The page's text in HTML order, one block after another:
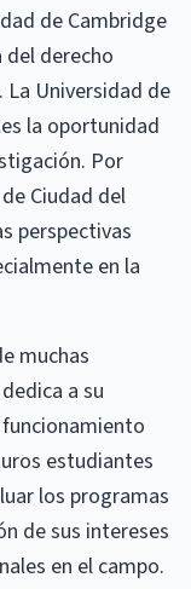
de Cambridge
del derecho
Universidad de
la oportunidad
Por
Ciudad del
perspectivas
en la
muchas
a su
estudiantes
los programas
de sus intereses
en el campo.